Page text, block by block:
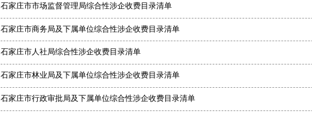
石家庄市市场监督管理局综合性涉企收费目录清单
石家庄市商务局及下属单位综合性涉企收费目录清单
石家庄市人社局综合性涉企收费目录清单
石家庄市林业局及下属单位综合性涉企收费目录清单
石家庄市行政审批局及下属单位综合性涉企收费目录清单